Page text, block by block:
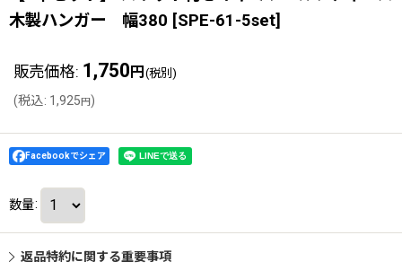
木製ハンガー 幅380 [SPE-61-5set]
販売価格: 1,750 円 (税別)
(税込: 1,925円)
Facebookでシェア
数量:
返品特約に関する重要事項